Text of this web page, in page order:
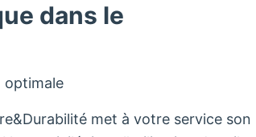
dans le
optimale
met à votre service son